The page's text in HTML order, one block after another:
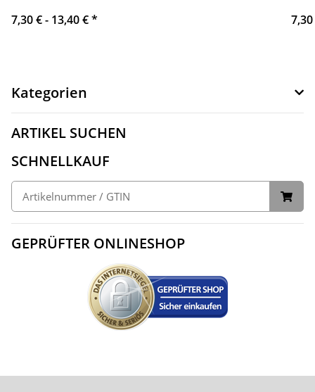
7,30 € - 13,40 €*
Kategorien
ARTIKEL SUCHEN
SCHNELLKAUF
GEPRÜFTER ONLINESHOP